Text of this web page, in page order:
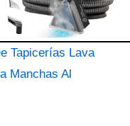
Tapicerías Lava
Manchas Al